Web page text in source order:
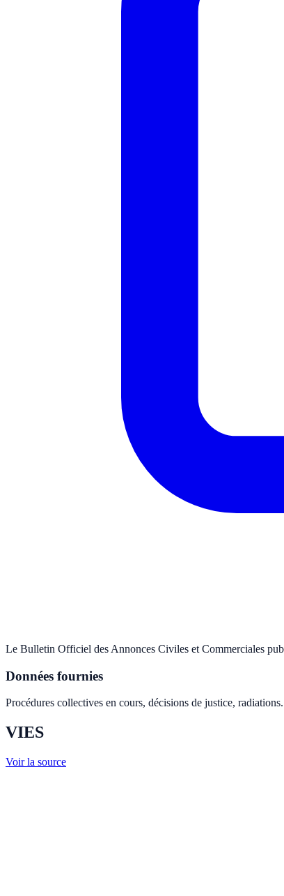
Le Bulletin Officiel des Annonces Civiles et Commerciales
Données fournies
Procédures collectives en cours, décisions de justice, radiations.
VIES
Voir la source